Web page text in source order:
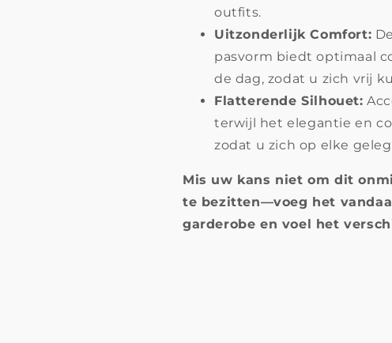
outfits.
Uitzonderlijk Comfort:
pasvorm biedt optimaal
de dag, zodat u zich vrij
Flatterende Silhouet:
terwijl het elegantie en
zodat u zich op elke
Mis uw kans niet om dit
te bezitten—voeg het
garderobe en voel het